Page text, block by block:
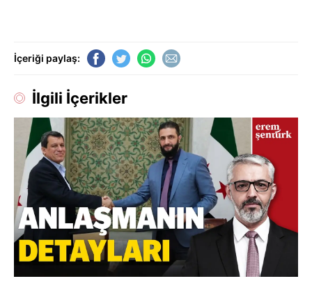
İçeriği paylaş:
İlgili İçerikler